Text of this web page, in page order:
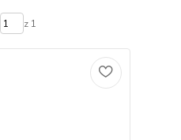
z 1